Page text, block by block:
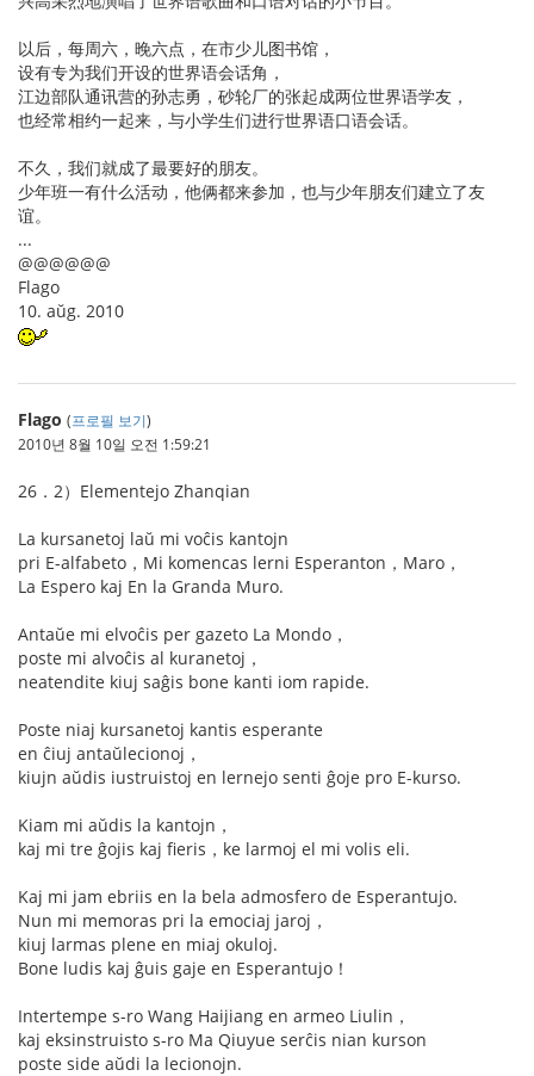
以后，每周六，晚六点，在市少儿图书馆，
设有专为我们开设的世界语会话角，
江边部队通讯营的孙志勇，砂轮厂的张起成两位世界语学友，
也经常相约一起来，与小学生们进行世界语口语会话。
不久，我们就成了最要好的朋友。
少年班一有什么活动，他俩都来参加，也与少年朋友们建立了友
谊。
...
@@@@@@
Flago
10. aŭg. 2010
Flago (프로필 보기)
2010년 8월 10일 오전 1:59:21
26．2）Elementejo Zhanqian
La kursanetoj laŭ mi voĉis kantojn
pri E-alfabeto，Mi komencas lerni Esperanton，Maro，
La Espero kaj En la Granda Muro.
Antaŭe mi elvoĉis per gazeto La Mondo，
poste mi alvoĉis al kuranetoj，
neatendite kiuj saĝis bone kanti iom rapide.
Poste niaj kursanetoj kantis esperante
en ĉiuj antaŭlecionoj，
kiujn aŭdis iustruistoj en lernejo senti ĝoje pro E-kurso.
Kiam mi aŭdis la kantojn，
kaj mi tre ĝojis kaj fieris，ke larmoj el mi volis eli.
Kaj mi jam ebriis en la bela admosfero de Esperantujo.
Nun mi memoras pri la emociaj jaroj，
kiuj larmas plene en miaj okuloj.
Bone ludis kaj ĝuis gaje en Esperantujo！
Intertempe s-ro Wang Haijiang en armeo Liulin，
kaj eksinstruisto s-ro Ma Qiuyue serĉis nian kurson
poste side aŭdi la lecionojn.